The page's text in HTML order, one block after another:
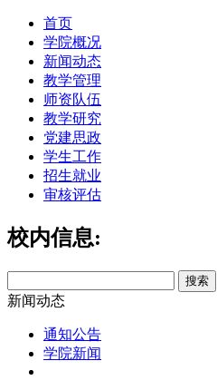
首页
学院概况
新闻动态
教学管理
师资队伍
教学研究
党建思政
学生工作
招生就业
审核评估
校内信息:
新闻动态
通知公告
学院新闻